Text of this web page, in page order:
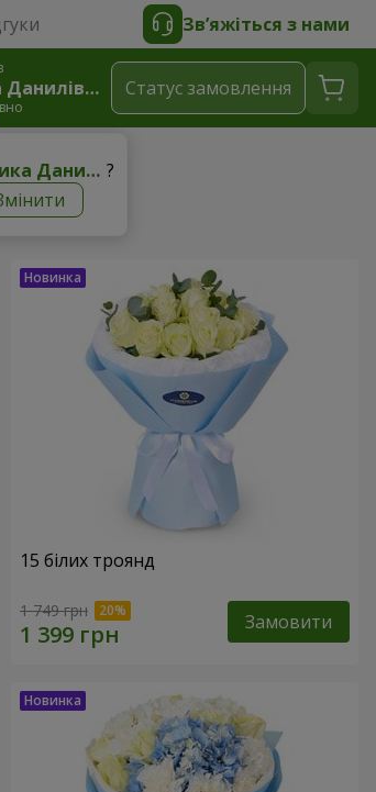
Зв’яжіться з нами
Велика Данилівка
Велика Данилівка ?
Статус замовлення
15 білих троянд
1 749 грн Замовити